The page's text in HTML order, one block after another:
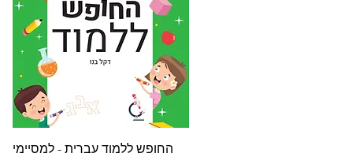
תצוגה מהירה
החופש ללמוד עברית - למסיימי